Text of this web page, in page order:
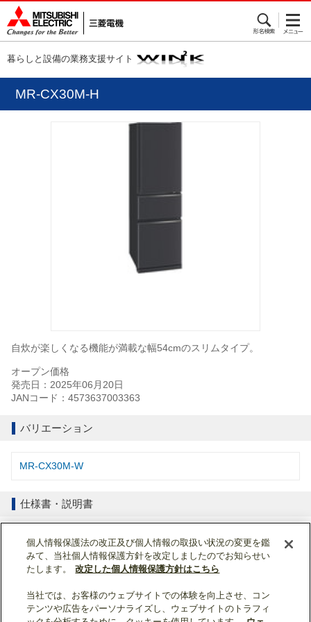
暮らしと設備の業務支援サイト
MR-CX30M-H
自炊が楽しくなる機能が満載な幅54cmのスリムタイプ。
オープン価格
発売日：2025年06月20日
JANコード：4573637003363
バリエーション
MR-CX30M-W
仕様書・説明書
取扱説明書
ページトップへ戻る
個人情報保護法の改正及び個人情報の取扱い状況の変更を鑑
みて、当社個人情報保護方針を改定しましたのでお知らせい
たします。
改定した個人情報保護方針はこちら
当社では、お客様のウェブサイトでの体験を向上させ、コン
テンツや広告をパーソナライズし、ウェブサイトのトラフィ